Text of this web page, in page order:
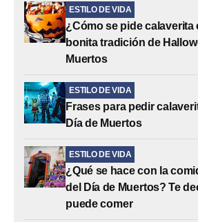
ESTILO DE VIDA
¿Cómo se pide calaverita
bonita tradición de
Muertos
ESTILO DE VIDA
Frases para pedir
Día de Muertos
ESTILO DE VIDA
¿Qué se hace con la
del Día de Muertos? Te
puede comer